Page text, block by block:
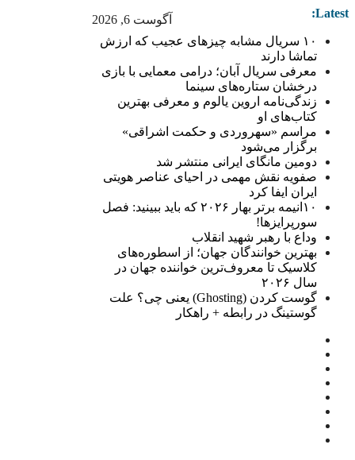
آگوست 6, 2026 Latest:
۱۰ سریال مشابه چیزهای عجیب که ارزش
تماشا دارند
معرفی سریال آبان؛ درامی معمایی با بازی
درخشان ستاره‌های سینما
زندگی‌نامه اروین یالوم و معرفی بهترین
کتاب‌های او
مراسم «سهروردی و حکمت اشراقی»
برگزار می‌شود
دومین مانگای ایرانی منتشر شد
صفویه نقش مهمی در احیای عناصر هویتی
ایران ایفا کرد
۱۰انیمه برتر بهار ۲۰۲۶ که باید ببینید: فصل
سورپرایزها!
وداع با رهبر شهید انقلاب
بهترین خوانندگان جهان؛ از اسطوره‌های
کلاسیک تا معروف‌ترین خواننده جهان در
سال ۲۰۲۶
گوست کردن (Ghosting) یعنی چی؟ علت
گوستینگ در رابطه + راهکار